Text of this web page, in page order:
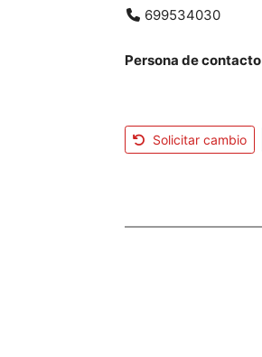
699534030
Persona de contacto
Solicitar cambio